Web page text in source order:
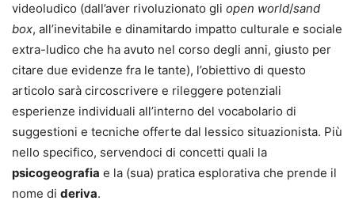
videoludico (dall’aver rivoluzionato gli open world/sand
box, all’inevitabile e dinamitardo impatto culturale e sociale
extra-ludico che ha avuto nel corso degli anni, giusto per
citare due evidenze fra le tante), l’obiettivo di questo
articolo sarà circoscrivere e rileggere potenziali
esperienze individuali all’interno del vocabolario di
suggestioni e tecniche offerte dal lessico situazionista. Più
nello specifico, servendoci di concetti quali la
psicogeografia e la (sua) pratica esplorativa che prende il
nome di deriva.